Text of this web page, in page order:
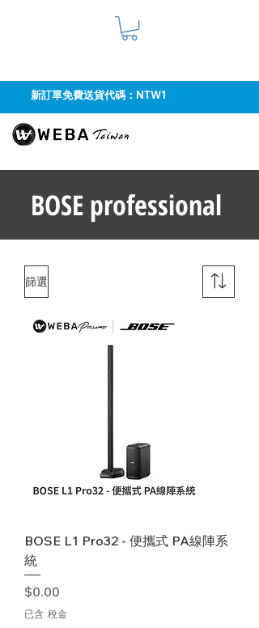
新訂單免費送貨代碼：NTW1
BOSE professional
篩選
BOSE L1 Pro32 - 便攜式 PA線陣系
統
價格
$0.00
已含 稅金